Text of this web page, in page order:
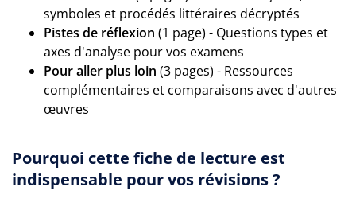
symboles et procédés littéraires décryptés
Pistes de réflexion (1 page) - Questions types et
axes d'analyse pour vos examens
Pour aller plus loin (3 pages) - Ressources
complémentaires et comparaisons avec d'autres
œuvres
Pourquoi cette fiche de lecture est
indispensable pour vos révisions ?